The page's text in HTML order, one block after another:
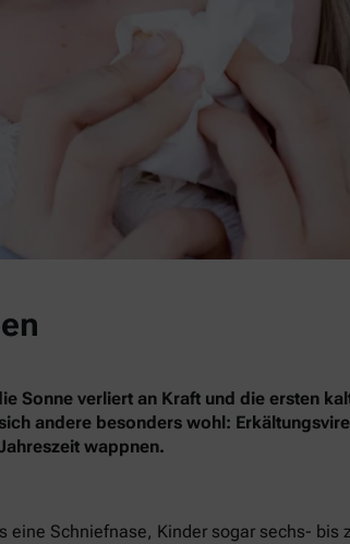
Sonne verliert an Kraft und die ersten
andere besonders wohl:
wappnen.
Schniefnase, Kinder sogar sechs- bis